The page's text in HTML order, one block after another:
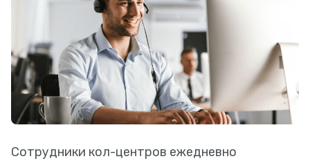
Сотрудники кол-центров ежедневно